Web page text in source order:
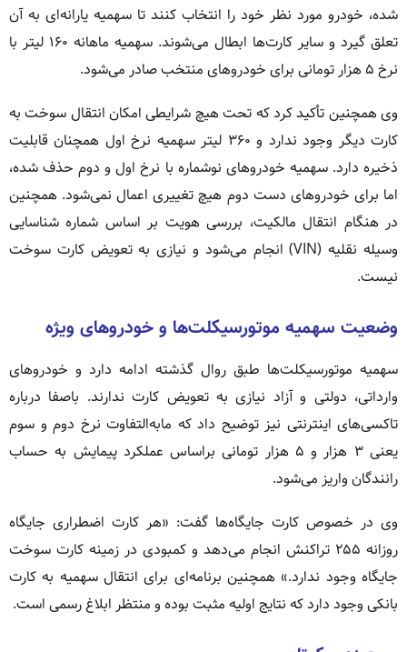
شده، خودرو مورد نظر خود را انتخاب کنند تا سهمیه یارانه‌ای به آن
تعلق گیرد و سایر کارت‌ها ابطال می‌شوند. سهمیه ماهانه ۱۶۰ لیتر با
نرخ ۵ هزار تومانی برای خودروهای منتخب صادر می‌شود.
وی همچنین تأکید کرد که تحت هیچ شرایطی امکان انتقال سوخت به
کارت دیگر وجود ندارد و ۳۶۰ لیتر سهمیه نرخ اول همچنان قابلیت
ذخیره دارد. سهمیه خودروهای نوشماره با نرخ اول و دوم حذف شده،
اما برای خودروهای دست دوم هیچ تغییری اعمال نمی‌شود. همچنین
در هنگام انتقال مالکیت، بررسی هویت بر اساس شماره شناسایی
وسیله نقلیه (VIN) انجام می‌شود و نیازی به تعویض کارت سوخت
نیست.
وضعیت سهمیه موتورسیکلت‌ها و خودروهای ویژه
سهمیه موتورسیکلت‌ها طبق روال گذشته ادامه دارد و خودروهای
وارداتی، دولتی و آزاد نیازی به تعویض کارت ندارند. باصفا درباره
تاکسی‌های اینترنتی نیز توضیح داد که مابه‌التفاوت نرخ دوم و سوم
یعنی ۳ هزار و ۵ هزار تومانی براساس عملکرد پیمایش به حساب
رانندگان واریز می‌شود.
وی در خصوص کارت جایگاه‌ها گفت: «هر کارت اضطراری جایگاه
روزانه ۲۵۵ تراکنش انجام می‌دهد و کمبودی در زمینه کارت سوخت
جایگاه وجود ندارد.» همچنین برنامه‌ای برای انتقال سهمیه به کارت
بانکی وجود دارد که نتایج اولیه مثبت بوده و منتظر ابلاغ رسمی است.